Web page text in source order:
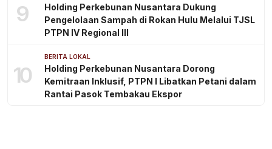
9
Holding Perkebunan Nusantara Dukung
Pengelolaan Sampah di Rokan Hulu Melalui TJSL
PTPN IV Regional III
10
BERITA LOKAL
Holding Perkebunan Nusantara Dorong
Kemitraan Inklusif, PTPN I Libatkan Petani dalam
Rantai Pasok Tembakau Ekspor